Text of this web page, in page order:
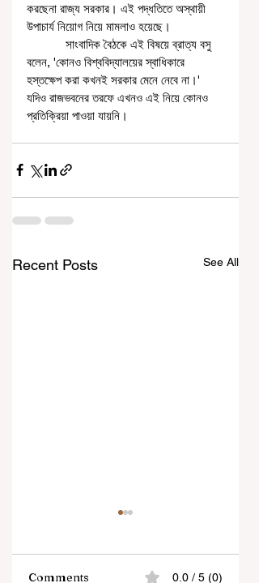
করছেনা রাজ্য সরকার। এই পদ্ধতিতে অস্থায়ী
উপাচার্য নিয়োগ নিয়ে মামলাও হয়েছে।
বলেন, 'কোনও বিশ্ববিদ্যালয়ের স্বাধিকারে
হস্তক্ষেপ করা কখনই সরকার মেনে নেবে না।'
যদিও রাজভবনের তরফে এখনও এই নিয়ে কোনও
প্রতিক্রিয়া পাওয়া যায়নি।
Recent Posts See All
Comments 0.0 / 5 (0)